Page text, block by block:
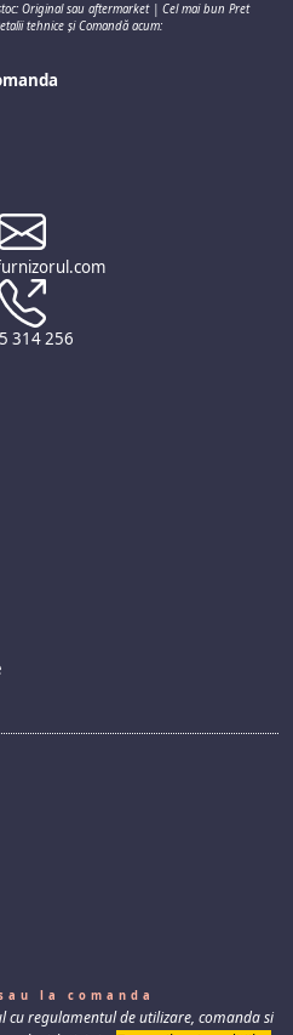
stoc: Original sau aftermarket | Cel mai bun Pret
tehnice și Comandă acum:
314 256
la comanda
cu regulamentul de utilizare, comanda si